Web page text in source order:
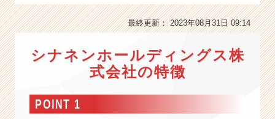
の
会
社
-
最終更新： 2023年08月31日 09:14
シナネンホールディングス株
式会社の特徴
POINT 1